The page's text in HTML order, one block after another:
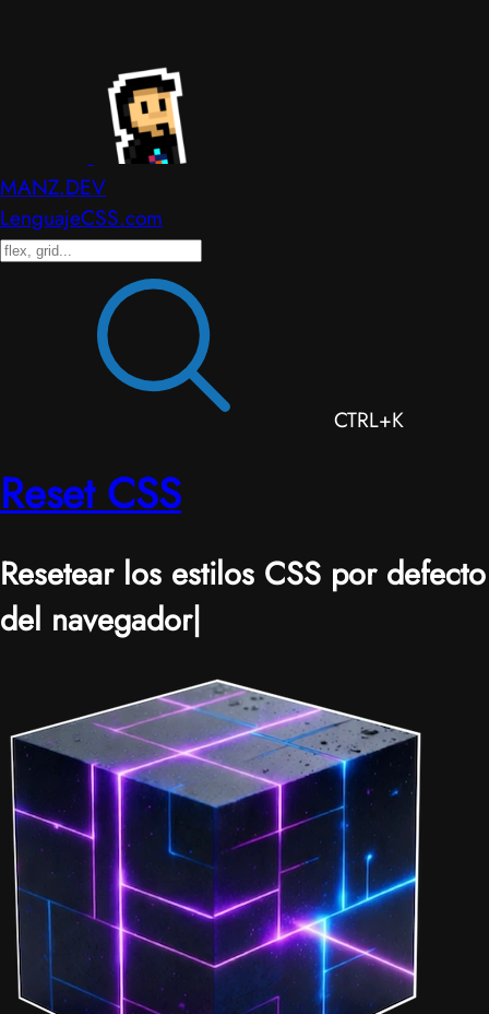
MANZ.DEV
LenguajeCSS.com
CTRL+K
Reset CSS
Resetear los estilos CSS por defecto
del navegador